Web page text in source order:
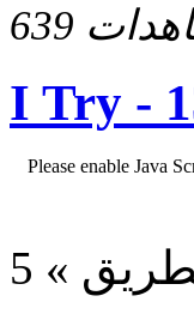
I Try -
Please enable Java